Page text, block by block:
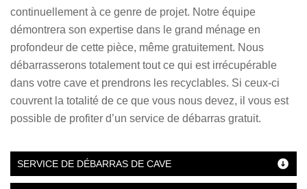
continuellement à ce genre de projet. Notre équipe
démontrera son expertise dans le grand ménage en
profondeur de cette pièce, même gratuitement. Nous
débarrasserons totalement tout ce qui est irrécupérable
dans votre cave et prendrons les recyclables. Si ceux-ci
couvrent la totalité de ce que vous nous devez, il vous est
possible de profiter d’un service de débarras gratuit.
SERVICE DE DÉBARRAS DE CAVE